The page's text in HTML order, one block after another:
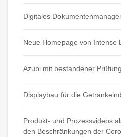
Digitales
Neue Homepage von Intense
Azubi mit bestandener
Displaybau für die
Produkt- und Prozessvideos
den Beschränkungen der